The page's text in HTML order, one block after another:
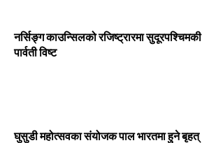
नर्सिङ्ग काउन्सिलको रजिष्ट्रारमा सुदूरपश्चिमकी
पार्वती विष्ट
घुसुडी महोत्सवका संयोजक पाल भारतमा हुने बृहत्